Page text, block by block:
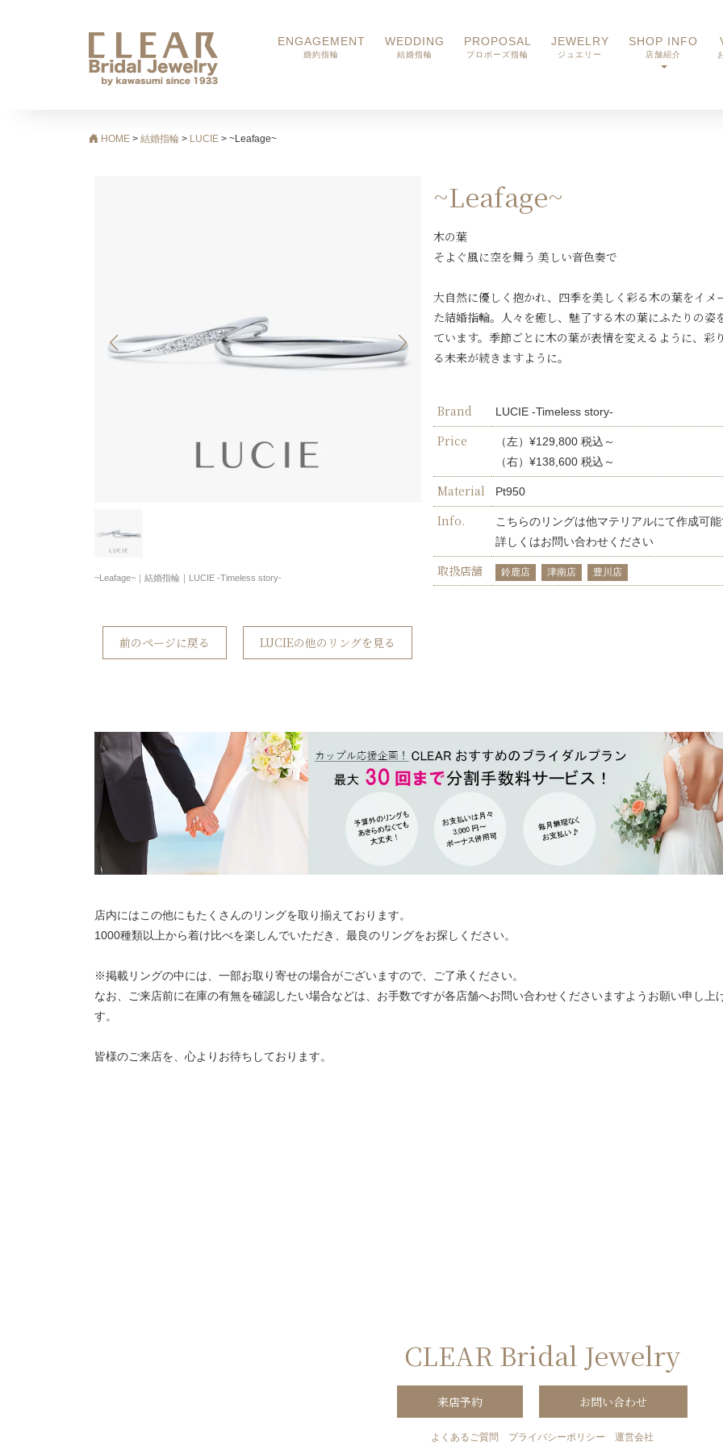
メインナビゲーション
ENGAGEMENT
婚約指輪
WEDDING
結婚指輪
PROPOSAL
プロポーズ指輪
JEWELRY
ジュエリー
SHOP INFO
店舗紹介
HOME> 結婚指輪 > LUCIE> ~Leafage~
~Leafage~｜結婚指輪｜LUCIE -Timeless story-
~Leafage~
木の葉
そよぐ風に空を舞う 美しい音色奏で
大自然に優しく抱かれ、四季を美しく彩る木の葉をイメ
た結婚指輪。人々を癒し、魅了する木の葉にふたりの姿
ています。季節ごとに木の葉が表情を変えるように、彩
る未来が続きますように。
Brand LUCIE -Timeless story-
Price
（左）¥129,800 税込～
（右）¥138,600 税込～
Material Pt950
Info.
こちらのリングは他マテリアルにて作成可
詳しくはお問い合わせください
取扱店舗 鈴鹿店 津南店 豊川店
前のページに戻る LUCIEの他のリングを見る
店内にはこの他にもたくさんのリングを取り揃えております。
1000種類以上から着け比べを楽しんでいただき、最良のリングをお探しください。
※掲載リングの中には、一部お取り寄せの場合がございますので、ご了承ください。
なお、ご来店前に在庫の有無を確認したい場合などは、お手数ですが各店舗へお問い合わせくださいますようお願い申し上
す。
皆様のご来店を、心よりお待ちしております。
CLEAR Bridal Jewelry
来店予約 お問い合わせ
よくあるご質問 プライバシーポリシー 運営会社